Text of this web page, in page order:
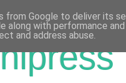
from Google to deliver its
along with performance
and address abuse.